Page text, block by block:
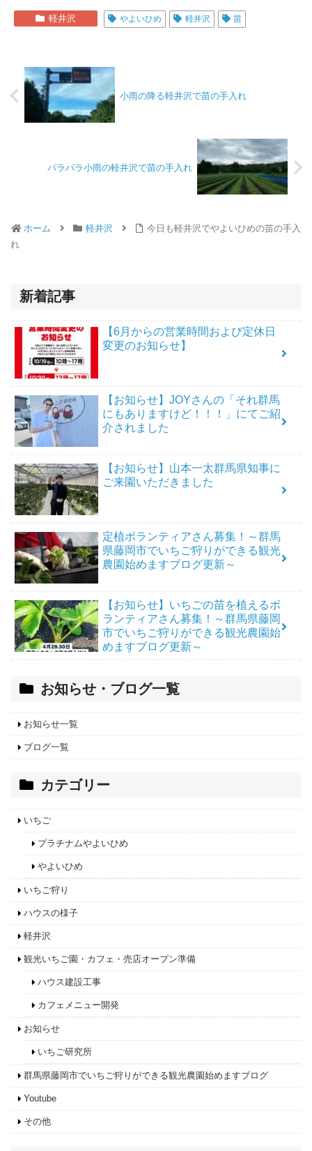
軽井沢 やよいひめ 軽井沢 苗
小雨の降る軽井沢で苗の手入れ
パラパラ小雨の軽井沢で苗の手入れ
ホーム 軽井沢
今日も軽井沢でやよいひめの苗の手入
れ
新着記事
【6月からの営業時間および定休日
変更のお知らせ】
【お知らせ】JOYさんの「それ群馬
にもありますけど！！！」にてご紹
介されました
【お知らせ】山本一太群馬県知事に
ご来園いただきました
定植ボランティアさん募集！～群馬
県藤岡市でいちご狩りができる観光
農園始めますブログ更新～
【お知らせ】いちごの苗を植えるボ
ランティアさん募集！～群馬県藤岡
市でいちご狩りができる観光農園始
めますブログ更新～
お知らせ・ブログ一覧
お知らせ一覧
ブログ一覧
カテゴリー
いちご
プラチナムやよいひめ
やよいひめ
いちご狩り
ハウスの様子
軽井沢
観光いちご園・カフェ・売店オープン準備
ハウス建設工事
カフェメニュー開発
お知らせ
いちご研究所
群馬県藤岡市でいちご狩りができる観光農園始めますブログ
Youtube
その他